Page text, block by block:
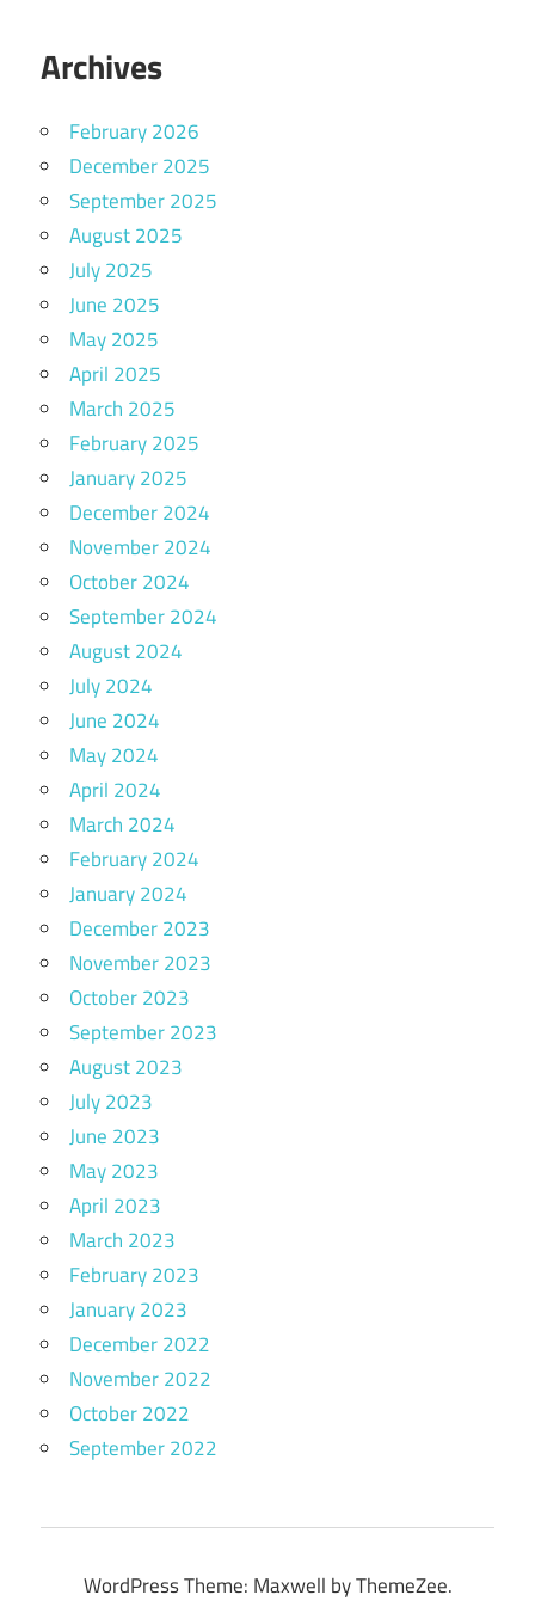
Archives
February 2026
December 2025
September 2025
August 2025
July 2025
June 2025
May 2025
April 2025
March 2025
February 2025
January 2025
December 2024
November 2024
October 2024
September 2024
August 2024
July 2024
June 2024
May 2024
April 2024
March 2024
February 2024
January 2024
December 2023
November 2023
October 2023
September 2023
August 2023
July 2023
June 2023
May 2023
April 2023
March 2023
February 2023
January 2023
December 2022
November 2022
October 2022
September 2022
WordPress Theme: Maxwell by ThemeZee.